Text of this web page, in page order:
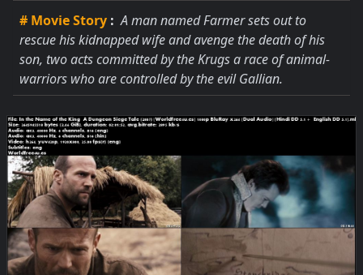
# Movie Story : A man named Farmer sets out to
rescue his kidnapped wife and avenge the death of his
son, two acts committed by the Krugs a race of animal-
warriors who are controlled by the evil Gallian.